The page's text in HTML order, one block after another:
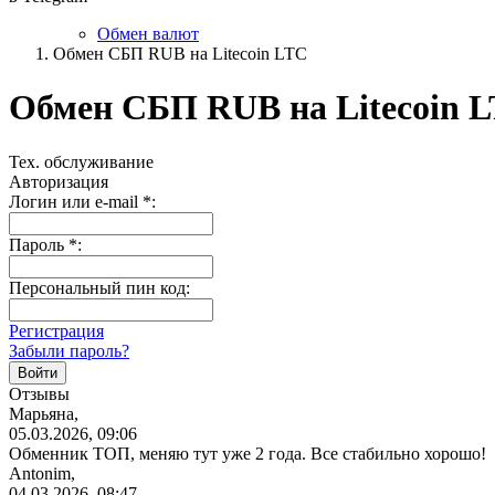
Обмен валют
Обмен СБП RUB на Litecoin LTC
Обмен СБП RUB на Litecoin
Тех. обслуживание
Авторизация
Логин или e-mail *:
Пароль *:
Персональный пин код:
Регистрация
Забыли пароль?
Отзывы
Марьяна,
05.03.2026, 09:06
Обменник ТОП, меняю тут уже 2 года. Все стабильно хорошо!
Antonim,